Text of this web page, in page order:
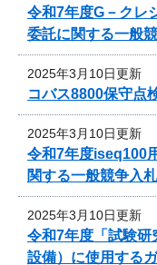
令和7年度G－クレ
委託に関する一般
2025年3月10日更新
コバス8800保守点
2025年3月10日更新
令和7年度iseq100
関する一般競争入
2025年3月10日更新
令和7年度「試験研
設備）に使用する